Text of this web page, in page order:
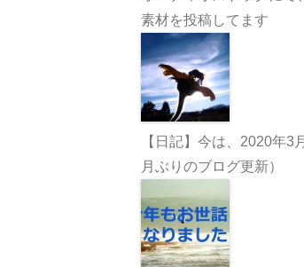
素材を投稿してます
【日記】今は、2020年3
月ぶりのブログ更新）